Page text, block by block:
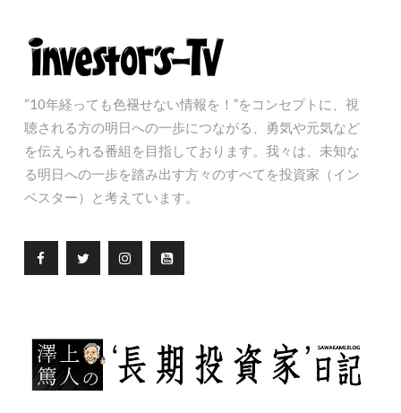
“10年経っても色褪せない情報を！”をコンセプトに、視
聴される方の明日への一歩につながる、勇気や元気など
を伝えられる番組を目指しております。我々は、未知な
る明日への一歩を踏み出す方々のすべてを投資家（イン
ベスター）と考えています。